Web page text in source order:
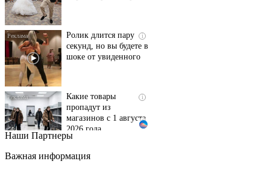
шоке от увиденного
магазинов с 1 августа
2026 года
Ржу не переставая, это
не раз
Наши Партнеры
Важная информация